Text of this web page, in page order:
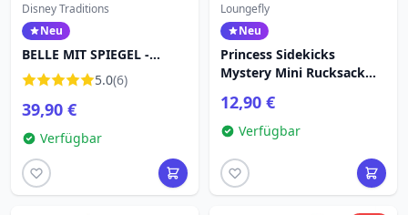
Disney Traditions
Neu
BELLE MIT SPIEGEL -
DISNEY TRADITIONS
5.0(6)
39,90 €
Verfügbar
Loungefly
Neu
Princess Sidekicks
Mystery Mini Rucksack
- Disney Loungefly
12,90 €
Verfügbar